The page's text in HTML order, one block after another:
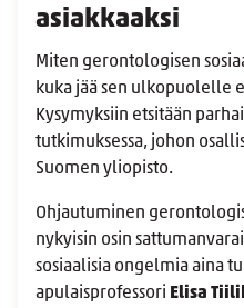
asiakkaaksi
Miten gerontologisen
kuka jää sen ulkopuolelle
Kysymyksiin etsitään
tutkimuksessa, johon
Suomen yliopisto.
Ohjautuminen
nykyisin osin
sosiaalisia ongelmia aina
apulaisprofessori Elisa